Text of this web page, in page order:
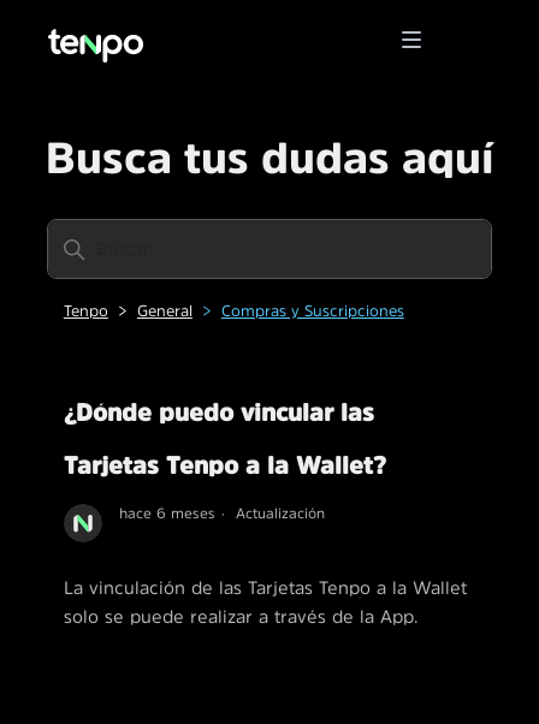
Busca tus dudas aquí
Tenpo General Compras y Suscripciones
¿Dónde puedo vincular las
Tarjetas Tenpo a la Wallet?
hace 6 meses Actualización
La vinculación de las Tarjetas Tenpo a la Wallet
solo se puede realizar a través de la App.